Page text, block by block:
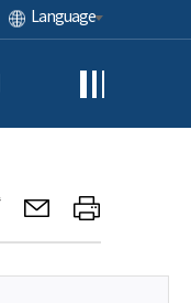
Language